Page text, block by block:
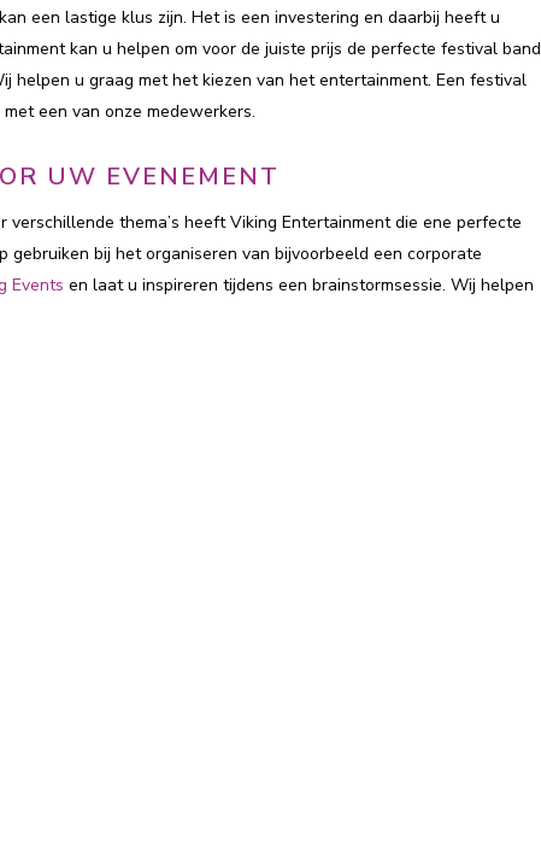
een lastige klus zijn. Het is een investering en daarbij heeft u
kan u helpen om voor de juiste prijs de perfecte festival band
helpen u graag met het kiezen van het entertainment. Een festival
een van onze medewerkers.
UW EVENEMENT
thema’s heeft Viking Entertainment die ene perfecte
bij het organiseren van bijvoorbeeld een corporate
Events en laat u inspireren tijdens een brainstormsessie. Wij helpen